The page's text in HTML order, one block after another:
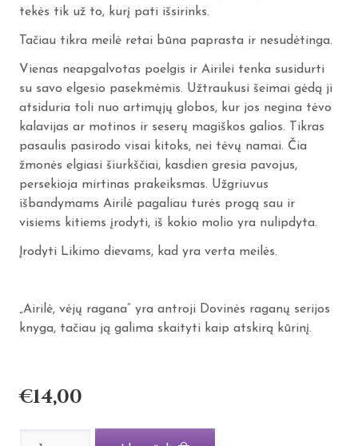
tekės tik už to, kurį pati išsirinks.
Tačiau tikra meilė retai būna paprasta ir nesudėtinga.
Vienas neapgalvotas poelgis ir Airilei tenka susidurti
su savo elgesio pasekmėmis. Užtraukusi šeimai gėdą ji
atsiduria toli nuo artimųjų globos, kur jos negina tėvo
kalavijas ar motinos ir seserų magiškos galios. Tikras
pasaulis pasirodo visai kitoks, nei tėvų namai. Čia
žmonės elgiasi šiurkščiai, kasdien gresia pavojus,
persekioja mirtinas prakeiksmas. Užgriuvus
išbandymams Airilė pagaliau turės progą sau ir
visiems kitiems įrodyti, iš kokio molio yra nulipdyta.
Įrodyti Likimo dievams, kad yra verta meilės.
„Airilė, vėjų ragana“ yra antroji Dovinės raganų serijos
knyga, tačiau ją galima skaityti kaip atskirą kūrinį.
€14,00
produkto